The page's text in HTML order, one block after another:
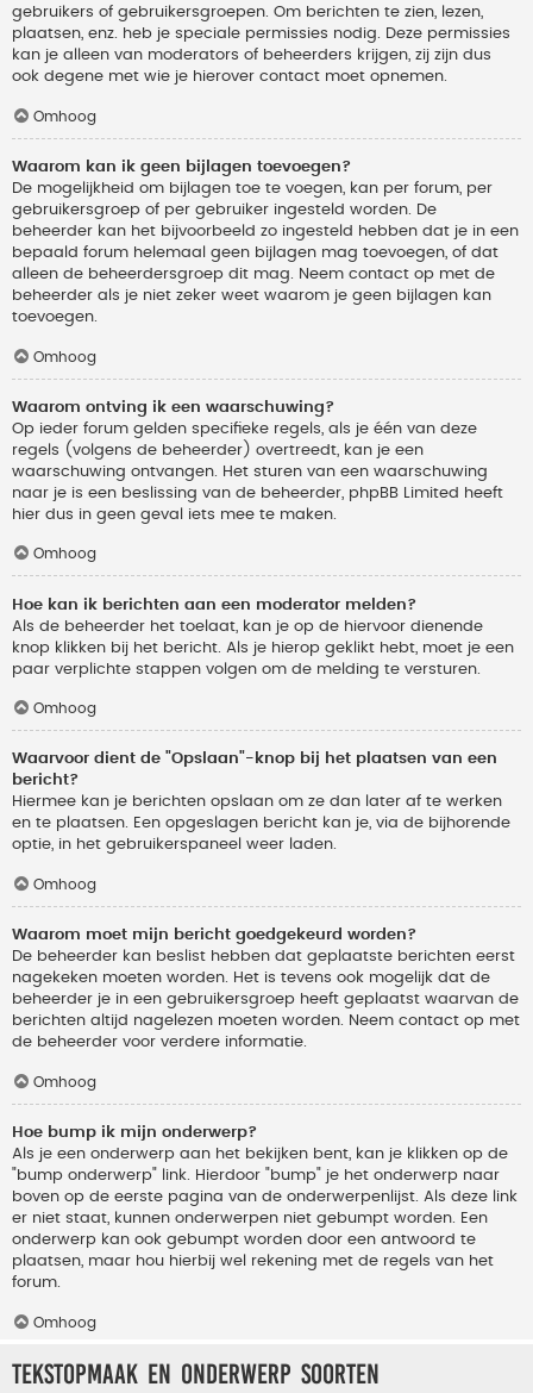
gebruikers of gebruikersgroepen. Om berichten te zien, lezen,
plaatsen, enz. heb je speciale permissies nodig. Deze permissies
kan je alleen van moderators of beheerders krijgen, zij zijn dus
ook degene met wie je hierover contact moet opnemen.
Omhoog
Waarom kan ik geen bijlagen toevoegen?
De mogelijkheid om bijlagen toe te voegen, kan per forum, per
gebruikersgroep of per gebruiker ingesteld worden. De
beheerder kan het bijvoorbeeld zo ingesteld hebben dat je in een
bepaald forum helemaal geen bijlagen mag toevoegen, of dat
alleen de beheerdersgroep dit mag. Neem contact op met de
beheerder als je niet zeker weet waarom je geen bijlagen kan
toevoegen.
Omhoog
Waarom ontving ik een waarschuwing?
Op ieder forum gelden specifieke regels, als je één van deze
regels (volgens de beheerder) overtreedt, kan je een
waarschuwing ontvangen. Het sturen van een waarschuwing
naar je is een beslissing van de beheerder, phpBB Limited heeft
hier dus in geen geval iets mee te maken.
Omhoog
Hoe kan ik berichten aan een moderator melden?
Als de beheerder het toelaat, kan je op de hiervoor dienende
knop klikken bij het bericht. Als je hierop geklikt hebt, moet je een
paar verplichte stappen volgen om de melding te versturen.
Omhoog
Waarvoor dient de "Opslaan"-knop bij het plaatsen van een
bericht?
Hiermee kan je berichten opslaan om ze dan later af te werken
en te plaatsen. Een opgeslagen bericht kan je, via de bijhorende
optie, in het gebruikerspaneel weer laden.
Omhoog
Waarom moet mijn bericht goedgekeurd worden?
De beheerder kan beslist hebben dat geplaatste berichten eerst
nagekeken moeten worden. Het is tevens ook mogelijk dat de
beheerder je in een gebruikersgroep heeft geplaatst waarvan de
berichten altijd nagelezen moeten worden. Neem contact op met
de beheerder voor verdere informatie.
Omhoog
Hoe bump ik mijn onderwerp?
Als je een onderwerp aan het bekijken bent, kan je klikken op de
"bump onderwerp" link. Hierdoor "bump" je het onderwerp naar
boven op de eerste pagina van de onderwerpenlijst. Als deze link
er niet staat, kunnen onderwerpen niet gebumpt worden. Een
onderwerp kan ook gebumpt worden door een antwoord te
plaatsen, maar hou hierbij wel rekening met de regels van het
forum.
Omhoog
Tekstopmaak en onderwerp soorten